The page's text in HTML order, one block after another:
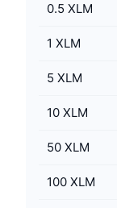
0.5 XLM
1 XLM
5 XLM
10 XLM
50 XLM
100 XLM